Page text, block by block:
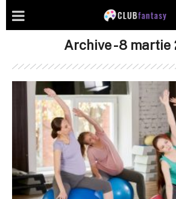
Archive - 8 martie